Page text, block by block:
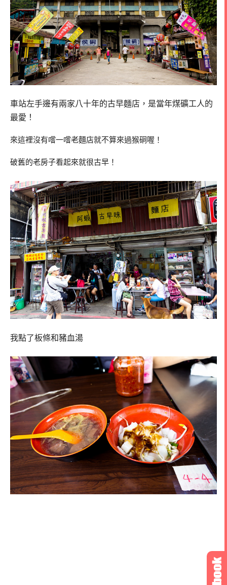
車站左手邊有兩家八十年的古早麵店，是當年煤礦工人的
最愛！
來這裡沒有嚐一嚐老麵店就不算來過猴硐喔！
破舊的老房子看起來就很古早！
我點了板條和豬血湯